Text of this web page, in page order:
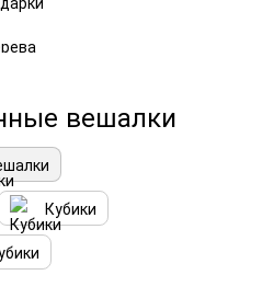
вешалки
Кубики